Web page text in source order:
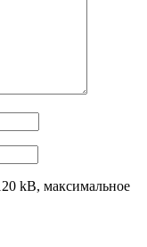
kB, максимальное